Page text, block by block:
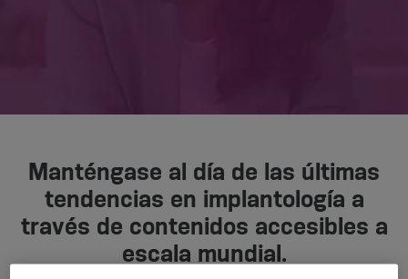
Manténgase al día de las últimas
tendencias en implantología a
través de contenidos accesibles a
escala mundial.